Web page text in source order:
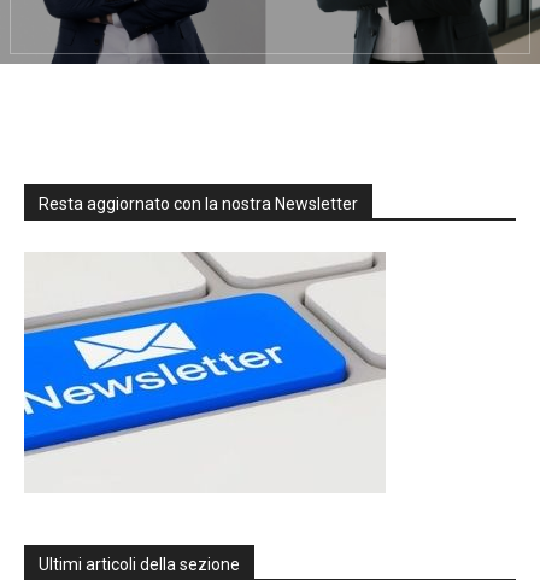
Resta aggiornato con la nostra Newsletter
Ultimi articoli della sezione